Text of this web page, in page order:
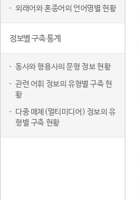
외래어와 혼종어의 언어명별 현황
정보별 구축 통계
동사와 형용사의 문형 정보 현황
관련 어휘 정보의 유형별 구축 현
황
다중 매체(멀티미디어) 정보의 유
형별 구축 현황